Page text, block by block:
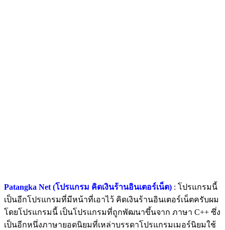
Patangka Net (โปรแกรม คิดเงินร้านอินเตอร์เน็ต) : โปรแกรมนี้
เป็นอีกโปรแกรมที่มีหน้าที่เอาไว้ คิดเงินร้านอินเตอร์เน็ตครับผม
โดยโปรแกรมนี้ เป็นโปรแกรมที่ถูกพัฒนาขึ้นจาก ภาษา C++ ซึ่ง
เป็นอีกหนึ่งภาษายอดนิยมที่เหล่าบรรดาโปรแกรมเมอร์นิยมใช้